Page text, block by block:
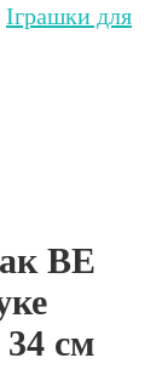
Іграшки для
BE
34 см